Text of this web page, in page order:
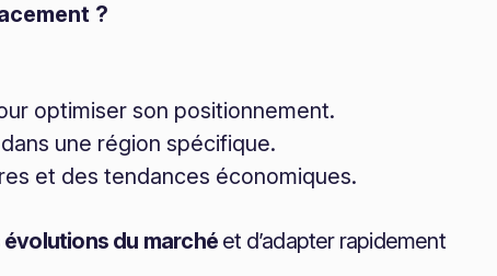
?
optimiser son positionnement.
une région spécifique.
et des tendances économiques.
du marché et d’adapter rapidement